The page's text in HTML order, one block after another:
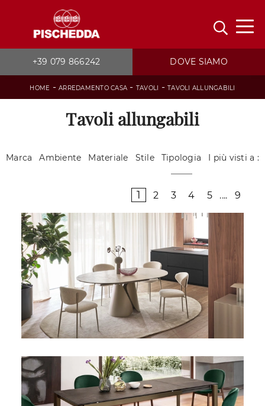
+39 079 866242 DOVE SIAMO
HOME -ARREDAMENTO CASA - TAVOLI -TAVOLI ALLUNGABILI
Tavoli allungabili
Marca Ambiente Materiale Stile Tipologia I più visti a :
1 2 3 4 5 .... 9